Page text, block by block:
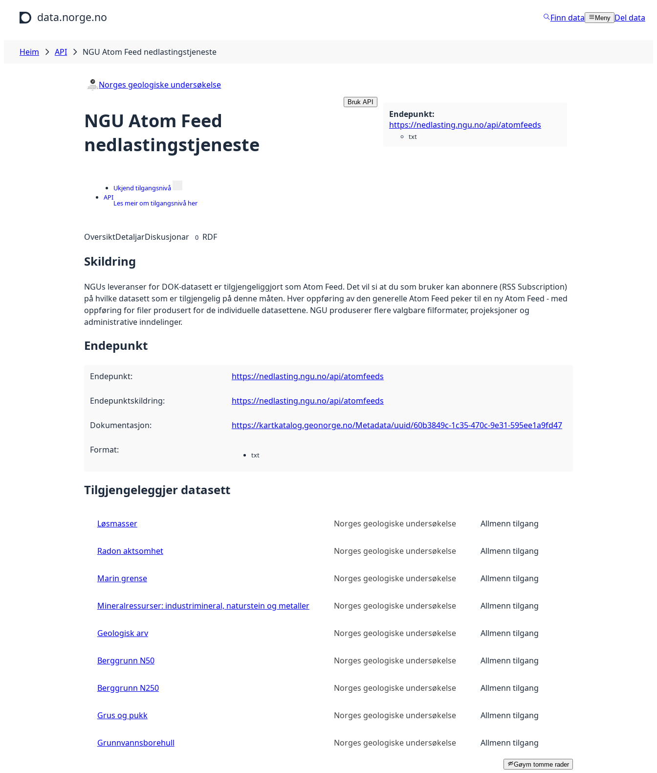
Hopp til hovudinnhald
data.norge.no Finn data Meny Del data
Heim API NGU Atom Feed nedlastingstjeneste
Norges geologiske undersøkelse
NGU Atom Feed
nedlastingstjeneste
Bruk API
Endepunkt:
https://nedlasting.ngu.no/api/atomfeeds
txt
API
Ukjend tilgangsnivå
Les meir om tilgangsnivå her
OversiktDetaljarDiskusjonar 0 RDF
Skildring
NGUs leveranser for DOK-datasett er tilgjengeliggjort som Atom Feed. Det vil si at du som bruker kan abonnere (RSS Subscription)
på hvilke datasett som er tilgjengelig på denne måten. Hver oppføring av den generelle Atom Feed peker til en ny Atom Feed - med
oppføring for filer produsert for de individuelle datasettene. NGU produserer flere valgbare filformater, projeksjoner og
administrative inndelinger.
Endepunkt
Endepunkt: https://nedlasting.ngu.no/api/atomfeeds
Endepunktskildring: https://nedlasting.ngu.no/api/atomfeeds
Dokumentasjon: https://kartkatalog.geonorge.no/Metadata/uuid/60b3849c-1c35-470c-9e31-595ee1a9fd47
Format: txt
Tilgjengeleggjer datasett
Løsmasser Norges geologiske undersøkelse Allmenn tilgang
Radon aktsomhet Norges geologiske undersøkelse Allmenn tilgang
Marin grense Norges geologiske undersøkelse Allmenn tilgang
Mineralressurser: industrimineral, naturstein og metaller Norges geologiske undersøkelse Allmenn tilgang
Geologisk arv Norges geologiske undersøkelse Allmenn tilgang
Berggrunn N50 Norges geologiske undersøkelse Allmenn tilgang
Berggrunn N250 Norges geologiske undersøkelse Allmenn tilgang
Grus og pukk Norges geologiske undersøkelse Allmenn tilgang
Grunnvannsborehull Norges geologiske undersøkelse Allmenn tilgang
Gøym tomme rader